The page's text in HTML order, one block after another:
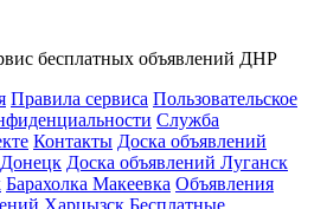
бесплатных объявлений ДНР
Правила сервиса Пользовательское
Служба
Контакты Доска объявлений
Доска объявлений Луганск
Барахолка Макеевка Объявления
Харцызск Бесплатные